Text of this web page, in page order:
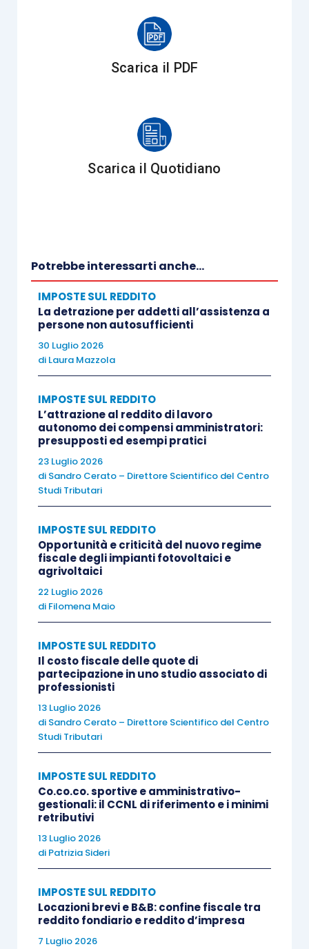
La disciplina si articola, ora, su un
irrilevanza del componente positivo
il nuovocomma 2, lett. c),
dell’art. 54, TUIR, stabilisce
espressamente che non concorrono a
comune degli immobili utilizzati, anche
promiscuamente, per l’esercizio dell’attività
e per i servizi a essi connessi
indeducibilità del componente
negativo(
specularmente, il nuovoart. 54-ter,
comma 1, prevede che le
di riaddebito(appunto quelle citate
dall’art. 54)non siano deducibili dal
reddito di lavoro autonomo
che le ha originariamente sostenute.
portatocertezza nei rapporti tra colleghi
(ad
esempio, 2 avvocati che condividono la stanza),
undubbio interpretativo
riguardaval’ambito soggettivo della norma
soggetti”. La questione operativa era la
seguente: il regime di neutralità si applica solo se
ilriaddebito avviene nei confronti di un altro
lavoratore autonomo(esercente arte o
professione), oppure è valido anche
coinquilino che rimborsa le spese è un soggetto
che produce reddito d’impresa
società commerciale o una STP)?
Si pensi al caso frequente in cui
unprofessionista
STP di cuiè socio o amministratore . In assenza
di chiarimenti, si poteva temere che ilrimborso
spese proveniente da un
Scarica il PDF
Scarica il Quotidiano
Potrebbe interessarti anche...
IMPOSTE SUL REDDITO
La detrazione per addetti all’assistenza a
persone non autosufficienti
30 Luglio 2026
di Laura Mazzola
IMPOSTE SUL REDDITO
L’attrazione al reddito di lavoro
autonomo dei compensi amministratori:
presupposti ed esempi pratici
23 Luglio 2026
di Sandro Cerato – Direttore Scientifico del Centro
Studi Tributari
IMPOSTE SUL REDDITO
Opportunità e criticità del nuovo regime
fiscale degli impianti fotovoltaici e
agrivoltaici
22 Luglio 2026
di Filomena Maio
IMPOSTE SUL REDDITO
Il costo fiscale delle quote di
partecipazione in uno studio associato di
professionisti
13 Luglio 2026
di Sandro Cerato – Direttore Scientifico del Centro
Studi Tributari
IMPOSTE SUL REDDITO
Co.co.co. sportive e amministrativo-
gestionali: il CCNL di riferimento e i minimi
retributivi
13 Luglio 2026
di Patrizia Sideri
IMPOSTE SUL REDDITO
Locazioni brevi e B&B: confine fiscale tra
reddito fondiario e reddito d’impresa
7 Luglio 2026